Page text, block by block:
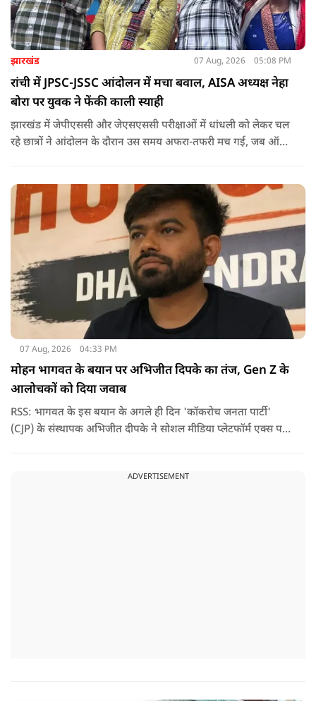
झारखंड 07 Aug, 2026 05:08 PM
रांची में JPSC-JSSC आंदोलन में मचा बवाल, AISA अध्यक्ष नेहा
बोरा पर युवक ने फेंकी काली स्याही
झारखंड में जेपीएससी और जेएसएससी परीक्षाओं में धांधली को लेकर चल
रहे छात्रों ने आंदोलन के दौरान उस समय अफरा-तफरी मच गई, जब ऑल
07 Aug, 2026 04:33 PM
मोहन भागवत के बयान पर अभिजीत दिपके का तंज, Gen Z के
आलोचकों को दिया जवाब
RSS: भागवत के इस बयान के अगले ही दिन 'कॉकरोच जनता पार्टी'
(CJP) के संस्थापक अभिजीत दीपके ने सोशल मीडिया प्लेटफॉर्म एक्स पर
ADVERTISEMENT